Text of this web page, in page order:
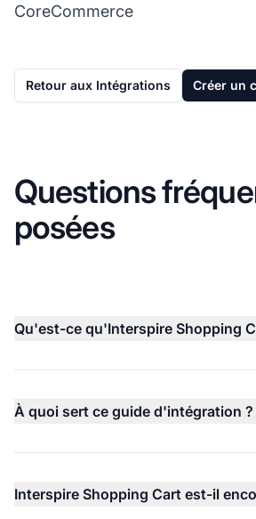
CoreCommerce
Retour aux Intégrations Créer un
Questions
posées
Qu'est-ce qu'Interspire Shopping
À quoi sert ce guide d'intégration ?
Interspire Shopping Cart est-il